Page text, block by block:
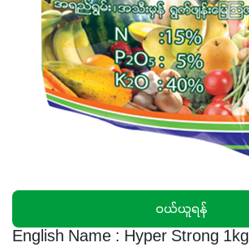
၀ယ်ယူရန်
English Name : Hyper Strong 1kg